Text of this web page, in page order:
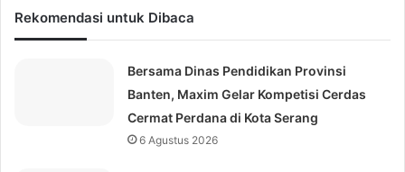
Rekomendasi untuk Dibaca
Bersama Dinas Pendidikan Provinsi
Banten, Maxim Gelar Kompetisi Cerdas
Cermat Perdana di Kota Serang
6 Agustus 2026